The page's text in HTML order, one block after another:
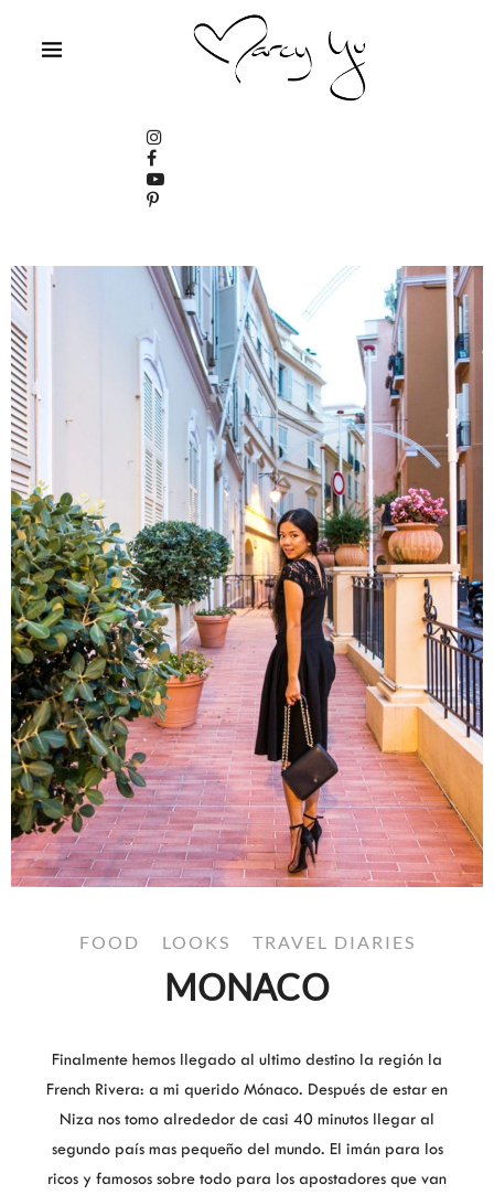
FOOD LOOKS TRAVEL DIARIES
MONACO
Finalmente hemos llegado al ultimo destino la región la
French Rivera: a mi querido Mónaco. Después de estar en
Niza nos tomo alrededor de casi 40 minutos llegar al
segundo país mas pequeño del mundo. El imán para los
ricos y famosos sobre todo para los apostadores que van